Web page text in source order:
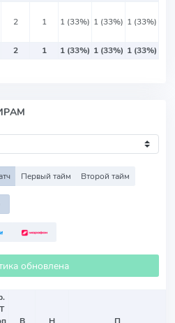
2 1 1 (33%) 1 (33%) 1 (33%)
2 1 1 (33%) 1 (33%) 1 (33%)
Первый тайм Второй тайм
обновлена